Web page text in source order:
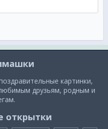
картинки,
друзьям, родным и
открытки